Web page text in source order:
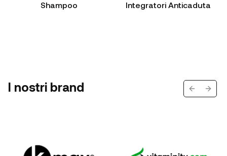
Shampoo Integratori Anticaduta
I nostri brand Previous
Next